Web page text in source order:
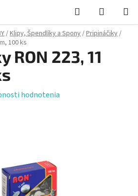
Hľadať
KOŠÍK
/Klipy, Špendlíky a Spony/Pripináčiky/
100 ks
RON 223, 11
hodnotenia